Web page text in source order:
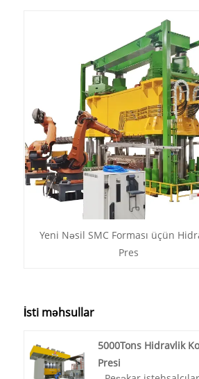
Yeni Nəsil SMC Forması üçün
Pres
İsti məhsullar
5000Tons Hidravlik
Presi